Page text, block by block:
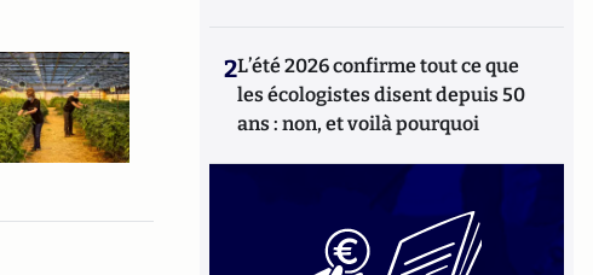
2L’été 2026 confirme tout ce que
les écologistes disent depuis 50
ans : non, et voilà pourquoi